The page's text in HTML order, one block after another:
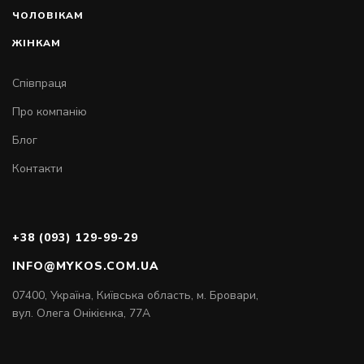
на зимовий сезон, ми завжди намагаємось наповнити
кольорами натуральних шкір, щоб кожен міг знайти собі
будь-якому іншому зимовому взутті цей фактор відіграє
одне з ключових значень. Ніхто не хоче купувати собі
якісне тепле хутро та байку, які ніколи не дадуть вашій
термотканину як міжпідкладку, що допомагає зберігати
тепло у кожній моделі нашого взуття.
3. Відбір підошви. Для наших черевиків ми відбираємо
тільки стійку до низьких температур підошву, яка здатна
ЧОЛОВІКАМ
ЖІНКАМ
Співпраця
Про компанію
Блог
Контакти
+38 (093) 129-99-29
INFO@MYKOS.COM.UA
07400, Україна, Київська область, м. Бровари,
вул. Олега Онікієнка, 77А